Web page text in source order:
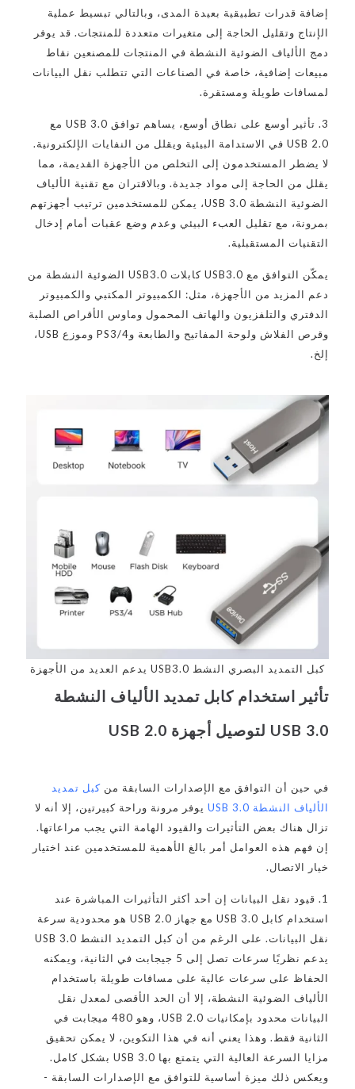
إضافة قدرات تطبيقية بعيدة المدى، وبالتالي تبسيط عملية
الإنتاج وتقليل الحاجة إلى متغيرات متعددة للمنتجات. قد يوفر
دمج الألياف الضوئية النشطة في المنتجات للمصنعين نقاط
مبيعات إضافية، خاصة في الصناعات التي تتطلب نقل البيانات
لمسافات طويلة ومستقرة.
3. تأثير أوسع على نطاق أوسع، يساهم توافق USB 3.0 مع
USB 2.0 في الاستدامة البيئية ويقلل من النفايات الإلكترونية.
لا يضطر المستخدمون إلى التخلص من الأجهزة القديمة، مما
يقلل من الحاجة إلى مواد جديدة. وبالاقتران مع تقنية الألياف
الضوئية النشطة USB 3.0، يمكن للمستخدمين ترتيب أجهزتهم
بمرونة، مع تقليل العبء البيئي وعدم وضع عقبات أمام إدخال
التقنيات المستقبلية.
يمكّن التوافق مع USB3.0 كابلات USB3.0 الضوئية النشطة من
دعم المزيد من الأجهزة، مثل: الكمبيوتر المكتبي والكمبيوتر
الدفتري والتلفزيون والهاتف المحمول وماوس الأقراص الصلبة
وقرص الفلاش ولوحة المفاتيح والطابعة وPS3/4 وموزع USB،
إلخ.
كبل التمديد البصري النشط USB3.0 يدعم العديد من الأجهزة
تأثير استخدام كابل تمديد الألياف النشطة
USB 3.0 لتوصيل أجهزة USB 2.0
في حين أن التوافق مع الإصدارات السابقة من كبل تمديد
الألياف النشطة USB 3.0
يوفر مرونة وراحة كبيرتين، إلا أنه لا
تزال هناك بعض التأثيرات والقيود الهامة التي يجب مراعاتها.
إن فهم هذه العوامل أمر بالغ الأهمية للمستخدمين عند اختيار
خيار الاتصال.
1. قيود نقل البيانات إن أحد أكثر التأثيرات المباشرة عند
استخدام كابل USB 3.0 مع جهاز USB 2.0 هو محدودية سرعة
نقل البيانات. على الرغم من أن كبل التمديد النشط USB 3.0
يدعم نظريًا سرعات تصل إلى 5 جيجابت في الثانية، ويمكنه
الحفاظ على سرعات عالية على مسافات طويلة باستخدام
الألياف الضوئية النشطة، إلا أن الحد الأقصى لمعدل نقل
البيانات محدود بإمكانيات USB 2.0، وهو 480 ميجابت في
الثانية فقط. وهذا يعني أنه في هذا التكوين، لا يمكن تحقيق
مزايا السرعة العالية التي يتمتع بها USB 3.0 بشكل كامل.
ويعكس ذلك ميزة أساسية للتوافق مع الإصدارات السابقة -